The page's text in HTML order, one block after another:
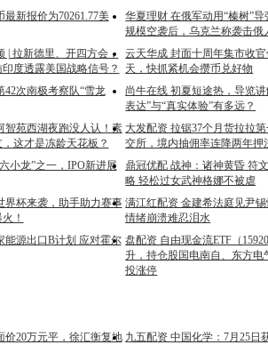
新报价为70261.77美
华夏理财 在俄军动用“榛树”
规模空袭后，乌克兰称袭击俄
| 拉新德里、开四方会，
度透露美国战略信号？
云天华成 封面十周年集市收
天，快抓紧机会攒币兑好物
42次南极考察队“雪龙
尚牛在线 初夏短途热，导览
表达”与“真实体验”有多远？
智苑西湖夜跑没人认！素
这才是冻龄天花板？
大发配资 拉锯37个月货拉拉
交所，境内抽佣率连降两年押
小龙”之一，IPO新进展
鼎冠优配 战神：诸神黄昏 符
略 轻松过女武神格娜不被虐
界杯来袭，助手助力赛事
！
满江红配资 金建希法庭见尹
情绪崩溃难忍泪水
能源出口B计划 应对霍尔 盘配资 自由现金流ETF（
升，持仓股国电南自、东方电
投涨停
价20万元平，徐汇衡复地 九五配资 中国化学：7月25日